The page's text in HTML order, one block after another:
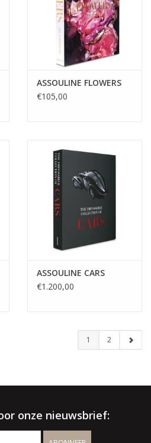
ASSOULINE FLOWERS
€105,00
ASSOULINE CARS
€1.200,00
1 2
onze nieuwsbrief: